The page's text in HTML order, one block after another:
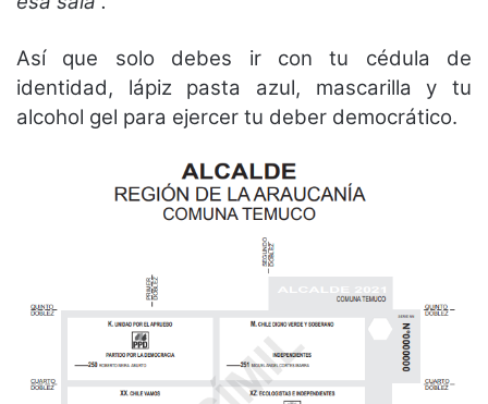
Así que solo debes ir con tu cédula de
identidad, lápiz pasta azul, mascarilla y tu
alcohol gel para ejercer tu deber democrático.